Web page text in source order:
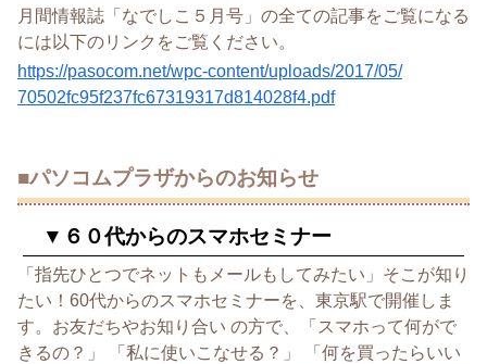
月間情報誌「 なでしこ ５月号」 の全ての記事をご覧になる
には以下のリンクをご覧ください。
https://pasocom.net/wpc-content/uploads/2017/05/
70502fc95f237fc67319317d814028f4.pdf
■パソコムプラザからのお知らせ
▼６０代からのスマホセミナー
「指先ひとつでネットもメールもしてみたい」そこが知り
たい！ 60代からのスマホセミナーを、東京駅で開催しま
す。 お友だちやお知り合い の方で、「スマホって何がで
きるの？」 「私に使いこなせる？」 「何を買ったらいい